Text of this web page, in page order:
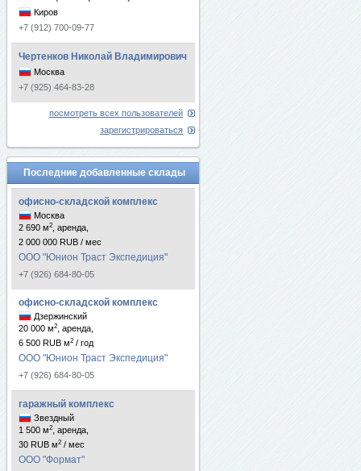
Киров
+7 (912) 700-09-77
Чертенков Николай Владимирович
Москва
+7 (925) 464-83-28
посмотреть всех пользователей
зарегистрироваться
Последние добавленные склады
офисно-складской комплекс
Москва
2 690 м2
, аренда,
2 000 000 RUB / мес
ООО "Юнион Траст Экспедиция"
+7 (926) 684-80-05
офисно-складской комплекс
Дзержинский
20 000 м2
, аренда,
6 500 RUB м2 / год
ООО "Юнион Траст Экспедиция"
+7 (926) 684-80-05
гаражный комплекс
Звездный
1 500 м2
, аренда,
30 RUB м2 / мес
ООО "Формат"